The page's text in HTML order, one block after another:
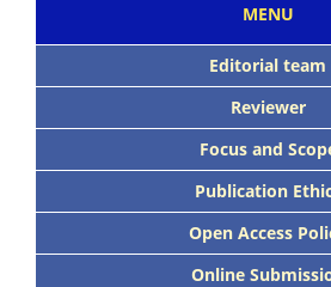
MENU
Editorial team
Reviewer
Focus and
Publication
Open Access
Online